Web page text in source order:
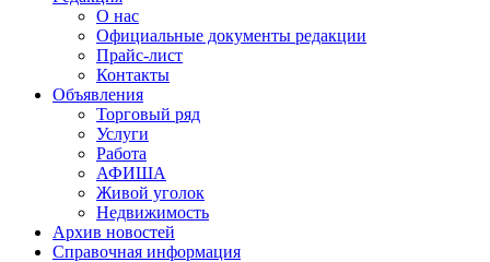
О нас
Официальные документы редакции
Прайс-лист
Контакты
Объявления
Торговый ряд
Услуги
Работа
АФИША
Живой уголок
Недвижимость
Архив новостей
Справочная информация